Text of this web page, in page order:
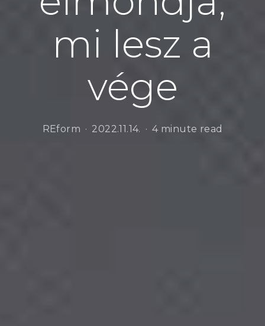
mi lesz a
vége
REform 2022.11.14. 4 minute read